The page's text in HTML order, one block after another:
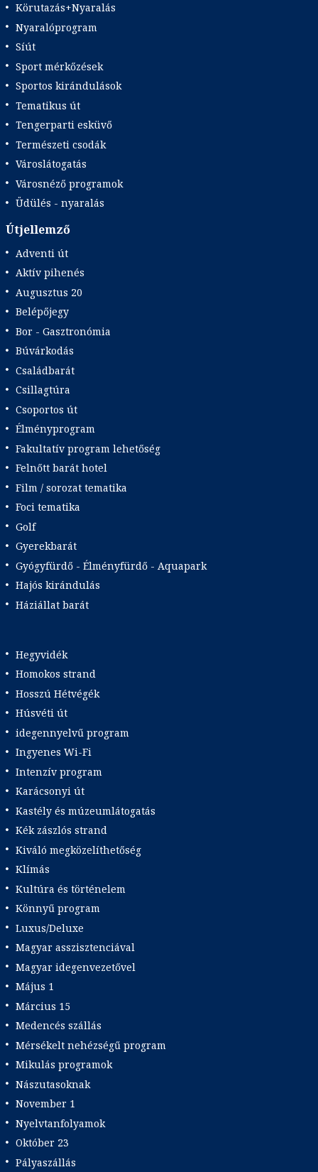
Körutazás+Nyaralás
Nyaralóprogram
Síút
Sport mérkőzések
Sportos kirándulások
Tematikus út
Tengerparti esküvő
Természeti csodák
Városlátogatás
Városnéző programok
Üdülés - nyaralás
Útjellemző
Adventi út
Aktív pihenés
Augusztus 20
Belépőjegy
Bor - Gasztronómia
Búvárkodás
Családbarát
Csillagtúra
Csoportos út
Élményprogram
Fakultatív program lehetőség
Felnőtt barát hotel
Film / sorozat tematika
Foci tematika
Golf
Gyerekbarát
Gyógyfürdő - Élményfürdő - Aquapark
Hajós kirándulás
Háziállat barát
Hegyvidék
Homokos strand
Hosszú Hétvégék
Húsvéti út
idegennyelvű program
Ingyenes Wi-Fi
Intenzív program
Karácsonyi út
Kastély és múzeumlátogatás
Kék zászlós strand
Kiváló megközelíthetőség
Klímás
Kultúra és történelem
Könnyű program
Luxus/Deluxe
Magyar asszisztenciával
Magyar idegenvezetővel
Május 1
Március 15
Medencés szállás
Mérsékelt nehézségű program
Mikulás programok
Nászutasoknak
November 1
Nyelvtanfolyamok
Október 23
Pályaszállás